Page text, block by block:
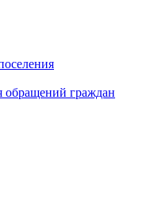
обращений граждан